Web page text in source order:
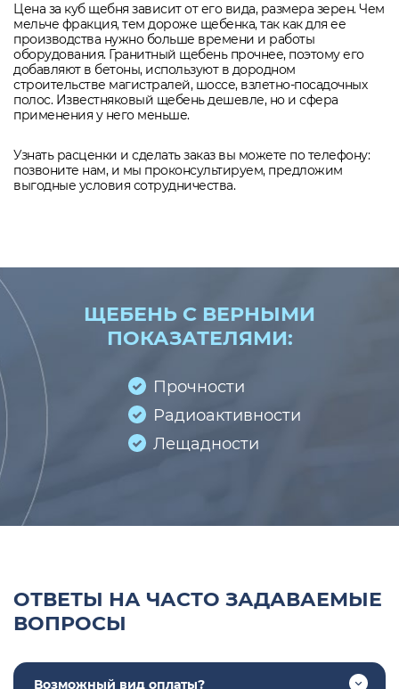
Цена за куб щебня зависит от его вида, размера зерен. Чем
мельче фракция, тем дороже щебенка, так как для ее
производства нужно больше времени и работы
оборудования. Гранитный щебень прочнее, поэтому его
добавляют в бетоны, используют в дородном
строительстве магистралей, шоссе, взлетно-посадочных
полос. Известняковый щебень дешевле, но и сфера
применения у него меньше.
Узнать расценки и сделать заказ вы можете по телефону:
позвоните нам, и мы проконсультируем, предложим
выгодные условия сотрудничества.
ЩЕБЕНЬ С ВЕРНЫМИ
ПОКАЗАТЕЛЯМИ:
Прочности
Радиоактивности
Лещадности
ОТВЕТЫ НА ЧАСТО ЗАДАВАЕМЫЕ
ВОПРОСЫ
Возможный вид оплаты?